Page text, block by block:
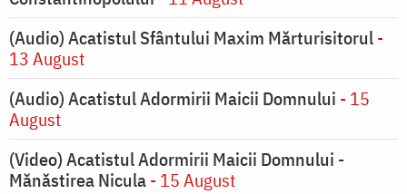
(Audio) Acatistul Sfântului Maxim Mărturisitorul-
13 August
(Audio) Acatistul Adormirii Maicii Domnului - 15
August
(Video) Acatistul Adormirii Maicii Domnului -
Mănăstirea Nicula- 15 August